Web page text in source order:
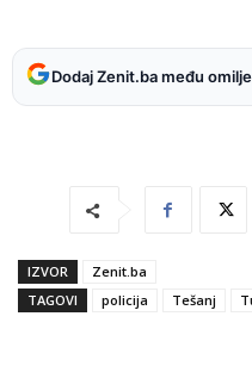
Dodaj Zenit.ba među
IZVOR
Zenit.ba
TAGOVI
policija Tešanj